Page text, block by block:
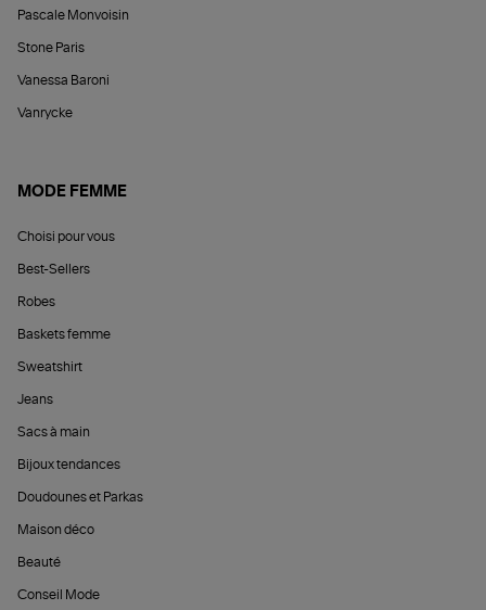
Pascale Monvoisin
Stone Paris
Vanessa Baroni
Vanrycke
MODE FEMME
Choisi pour vous
Best-Sellers
Robes
Baskets femme
Sweatshirt
Jeans
Sacs à main
Bijoux tendances
Doudounes et Parkas
Maison déco
Beauté
Conseil Mode